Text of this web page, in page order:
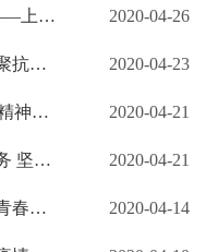
发挥商会作用 弘扬企业家精神 ——上海市江苏商会助力会员企业复工复产打赢疫情防控阻击战 2020-04-26
上海市松江区小昆山镇商会：凝聚抗疫正能量 做理想信念的忠实实践者 2020-04-23
当好金牌“瀛洲店小二” 扬起抗疫精神风帆 ――上海市崇明区工商联以“五个强化”聚焦抗疫重点战 2020-04-21
上海市静安区工商联主动靠前服务 坚决打赢疫情防控和复工复产攻坚战 2020-04-21
飘扬在金山滨海抗疫斗争前列的青春旗帜 ——上海市金山区工商联青年创业者联谊会引导青年企业家做好疫情防控工作 2020-04-14